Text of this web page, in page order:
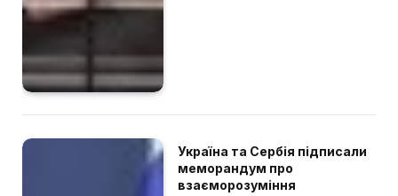
Україна та Сербія підписали
меморандум про
взаєморозуміння